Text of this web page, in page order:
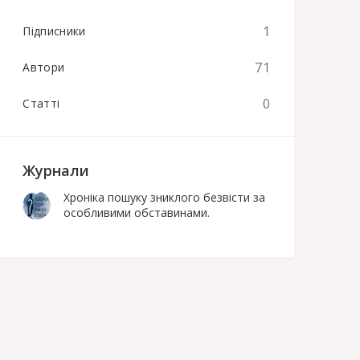
Підписники 1
Автори 71
Статті 0
Журнали
Хроніка пошуку зниклого безвісти за
особливими обставинами.